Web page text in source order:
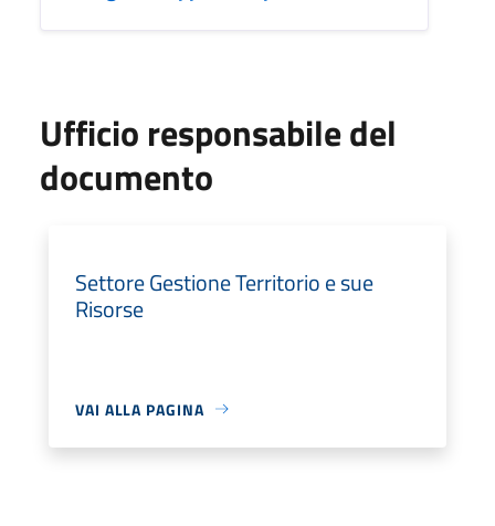
Ufficio responsabile del
documento
Settore Gestione Territorio e sue
Risorse
VAI ALLA PAGINA